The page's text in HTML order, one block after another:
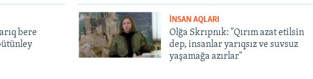
bere
İNSAN AQLARI
Olğa Skrıpnık: "Qırım azat etilsin
dep, insanlar yarıqsız ve suvsuz
yaşamağa azırlar"